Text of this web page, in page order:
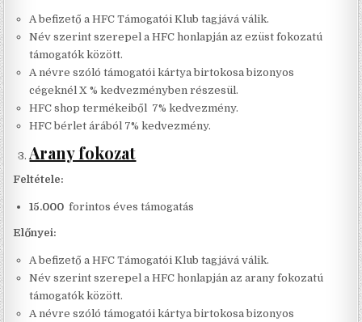
A befizető a HFC Támogatói Klub tagjává válik.
Név szerint szerepel a HFC honlapján az ezüst fokozatú
támogatók között.
A névre szóló támogatói kártya birtokosa bizonyos
cégeknél X % kedvezményben részesül.
HFC shop termékeiből 7% kedvezmény.
HFC bérlet árából 7% kedvezmény.
Arany fokozat
Feltétele:
15.000 forintos éves támogatás
Előnyei:
A befizető a HFC Támogatói Klub tagjává válik.
Név szerint szerepel a HFC honlapján az arany fokozatú
támogatók között.
A névre szóló támogatói kártya birtokosa bizonyos